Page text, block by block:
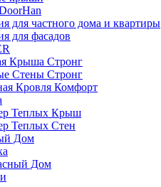
для частного дома и квартиры
для фасадов
Крыша Стронг
Стены Стронг
Кровля Комфорт
Теплых Крыш
Теплых Стен
Дом
Дом